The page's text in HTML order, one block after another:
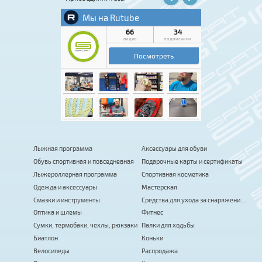
Лыжная программа
Обувь спортивная и повседневная
Лыжероллерная программа
Одежда и аксессуары
Смазки и инструменты
Оптика и шлемы
Сумки, термобаки, чехлы, рюкзаки
Биатлон
Велосипеды
Аксессуары для обуви
Подарочные карты и сертификаты
Спортивная косметика
Мастерская
Средства для ухода за снаряжением
Фитнес
Палки для ходьбы
Коньки
Распродажа